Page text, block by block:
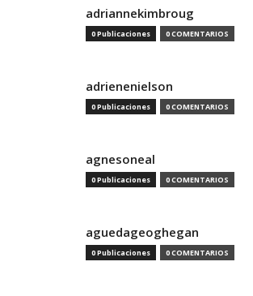
adriannekimbroug
0 Publicaciones 0 COMENTARIOS
adrienenielson
0 Publicaciones 0 COMENTARIOS
agnesoneal
0 Publicaciones 0 COMENTARIOS
aguedageoghegan
0 Publicaciones 0 COMENTARIOS